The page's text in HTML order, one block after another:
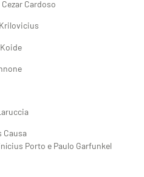
Cardoso
Causa
Porto e Paulo Garfunkel